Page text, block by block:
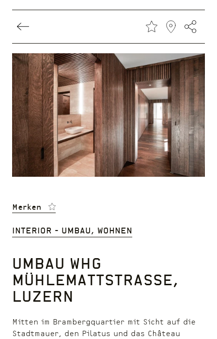
Direkt
zum
Inhalt
Interior - Umbau, Wohnen
Merken
Umbau WHG
Mühlemattstrasse,
Luzern
Mitten im Brambergquartier mit Sicht auf die
Stadtmauer, den Pilatus und das Château